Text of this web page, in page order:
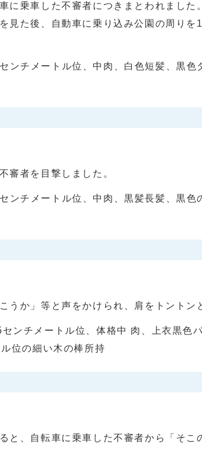
に乗車した不審者につきまとわれました
見た後、自動車に乗り込み公園の周りを
チメートル位、中肉、白色短髪、黒色
審者を目撃しました。
チメートル位、中肉、黒髪長髪、黒色
か」等と声をかけられ、肩をトントン
ンチメートル位、体格中 肉、上衣黒色
位の細い木の棒所持
、自転車に乗車した不審者から「そこ